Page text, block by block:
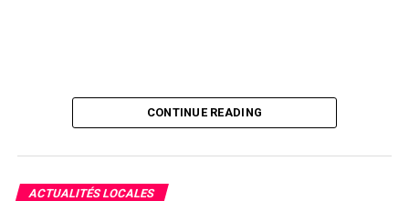
CONTINUE READING
ACTUALITÉS LOCALES